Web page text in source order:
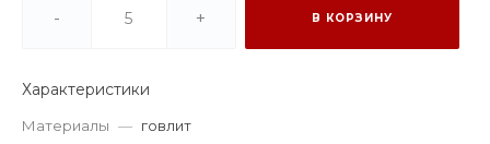
- + В КОРЗИНУ
Характеристики
Материалы — говлит